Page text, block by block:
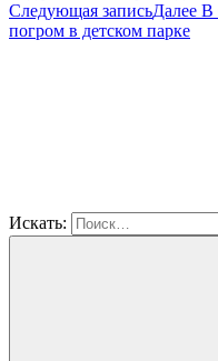
Следующая записьДалее В
погром в детском парке
Искать: